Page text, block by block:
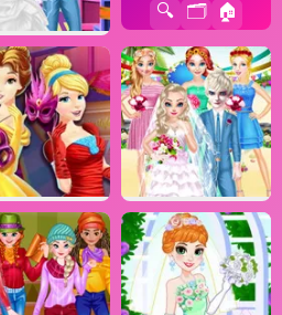
🏠
🗂️
🔍